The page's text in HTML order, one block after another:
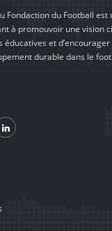
Fondaction du Football est
à promouvoir une vision
éducatives et
durable dans le